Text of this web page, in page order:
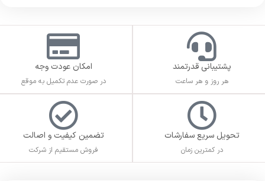
پشتیبانی قدرتمند
هر روز و هر ساعت
امکان عودت وجه
در صورت عدم تکمیل به موقع
تحویل سریع سفارشات
در کمترین زمان
تضمین کیفیت و اصالت
فروش مستقیم از شرکت